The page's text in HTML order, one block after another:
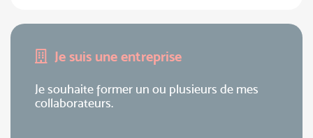
Je suis une entreprise
Je souhaite former un ou plusieurs de mes
collaborateurs.